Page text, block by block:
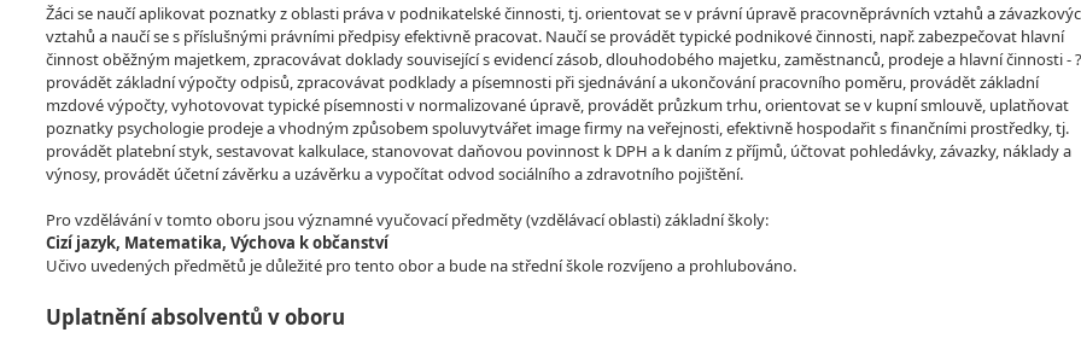
Žáci se naučí aplikovat poznatky z oblasti práva v podnikatelské činnosti, tj. orientovat se v právní úpravě pracovněprávních vztahů a
vztahů a naučí se s příslušnými právními předpisy efektivně pracovat. Naučí se provádět typické podnikové činnosti, např. zabezpečovat hlavní
činnost oběžným majetkem, zpracovávat doklady související s evidencí zásob, dlouhodobého majetku, zaměstnanců, prodeje a hlavní činnosti - ?
provádět základní výpočty odpisů, zpracovávat podklady a písemnosti při sjednávání a ukončování pracovního poměru, provádět základní
mzdové výpočty, vyhotovovat typické písemnosti v normalizované úpravě, provádět průzkum trhu, orientovat se v kupní smlouvě, uplatňovat
poznatky psychologie prodeje a vhodným způsobem spoluvytvářet image firmy na veřejnosti, efektivně hospodařit s finančními prostředky, tj.
provádět platební styk, sestavovat kalkulace, stanovovat daňovou povinnost k DPH a k daním z příjmů, účtovat pohledávky, závazky, náklady a
výnosy, provádět účetní závěrku a uzávěrku a vypočítat odvod sociálního a zdravotního pojištění.
Pro vzdělávání v tomto oboru jsou významné vyučovací předměty (vzdělávací oblasti) základní školy:
Cizí jazyk, Matematika, Výchova k občanství
Učivo uvedených předmětů je důležité pro tento obor a bude na střední škole rozvíjeno a prohlubováno.
Uplatnění absolventů v oboru